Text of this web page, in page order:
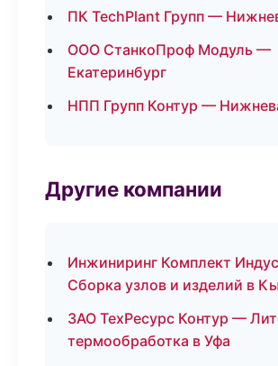
ПК TechPlant Групп —
ООО СтанкоПроф Модуль —
Екатеринбург
НПП Групп Контур —
Другие компании
Инжиниринг Комплект
Сборка узлов и изделий в
ЗАО ТехРесурс Контур —
термообработка в Уфа